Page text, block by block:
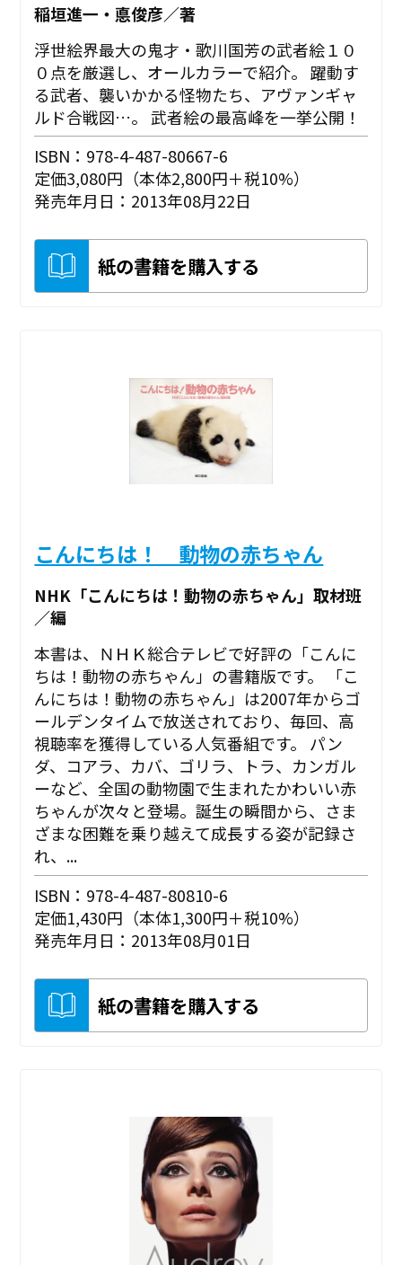
稲垣進一・悳俊彦／著
浮世絵界最大の鬼才・歌川国芳の武者絵１０
０点を厳選し、オールカラーで紹介。 躍動す
る武者、襲いかかる怪物たち、アヴァンギャ
ルド合戦図…。 武者絵の最高峰を一挙公開！
ISBN：978-4-487-80667-6
定価3,080円（本体2,800円＋税10%）
発売年月日：2013年08月22日
紙の書籍を購入する
こんにちは！ 動物の赤ちゃん
NHK「こんにちは！動物の赤ちゃん」取材班
／編
本書は、ＮＨＫ総合テレビで好評の「こんに
ちは！動物の赤ちゃん」の書籍版です。 「こ
んにちは！動物の赤ちゃん」は2007年からゴ
ールデンタイムで放送されており、毎回、高
視聴率を獲得している人気番組です。 パン
ダ、コアラ、カバ、ゴリラ、トラ、カンガル
ーなど、全国の動物園で生まれたかわいい赤
ちゃんが次々と登場。誕生の瞬間から、さま
ざまな困難を乗り越えて成長する姿が記録さ
れ、...
ISBN：978-4-487-80810-6
定価1,430円（本体1,300円＋税10%）
発売年月日：2013年08月01日
紙の書籍を購入する